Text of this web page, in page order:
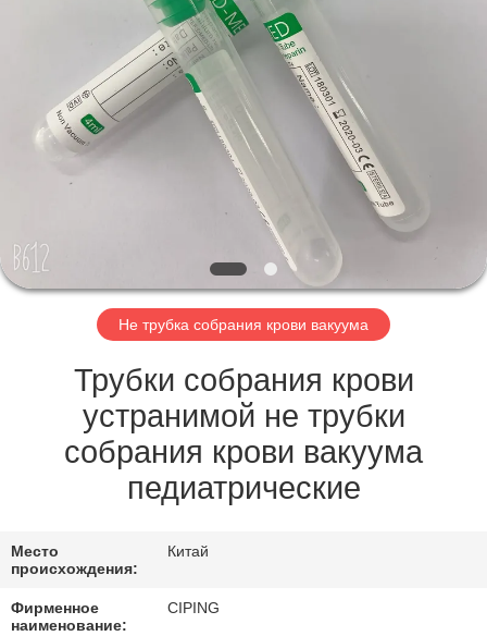
ПУТЕШЕСТВИЕ
ФАБРИКИ
ПРОВЕРКА
СВЯЖИТЕСЬ
МЫ
СПРОСИТЕ
ЦИТАТУ
PRIVACY
POLICY
Не трубка собрания крови вакуума
Трубки собрания крови
устранимой не трубки
собрания крови вакуума
педиатрические
Место
происхождения:
Китай
Фирменное
наименование:
CIPING